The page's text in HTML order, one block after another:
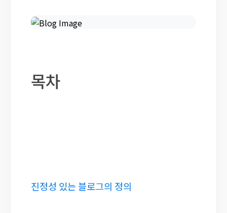
목차
진정성 있는 블로그의 정의